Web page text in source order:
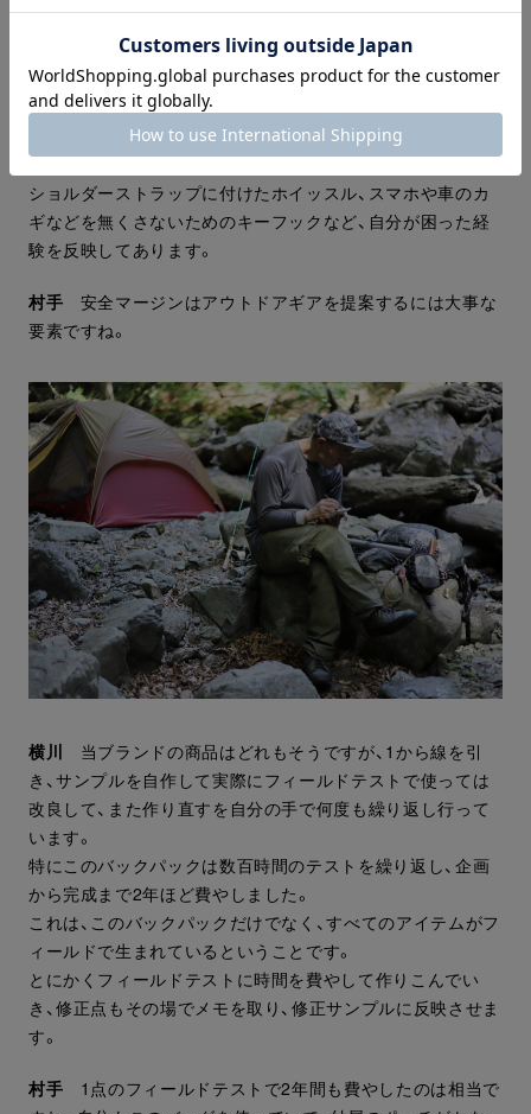
冒険的な要素が多くて楽しい分、滑落、落石、道迷い、野生動
物、増水など危険なことと隣り合わせの環境でもあります。
そういった危険から釣り人を少しでも守るために、このバッ
クパックには、安全マージンを取れる機能を持たせていま
す。例えば、両サイドに付けたギアループやロープポケット、
ショルダーストラップに付けたホイッスル、スマホや車のカ
ギなどを無くさないためのキーフックなど、自分が困った経
験を反映してあります。
村手 安全マージンはアウトドアギアを提案するには大事な
要素ですね。
横川 当ブランドの商品はどれもそうですが、1から線を引
き、サンプルを自作して実際にフィールドテストで使っては
改良して、また作り直すを自分の手で何度も繰り返し行って
います。
特にこのバックパックは数百時間のテストを繰り返し、企画
から完成まで2年ほど費やしました。
これは、このバックパックだけでなく、すべてのアイテムがフ
ィールドで生まれているということです。
とにかくフィールドテストに時間を費やして作りこんでい
き、修正点もその場でメモを取り、修正サンプルに反映させま
す。
村手 1点のフィールドテストで2年間も費やしたのは相当で